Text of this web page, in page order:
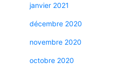
janvier 2021
décembre 2020
novembre 2020
octobre 2020